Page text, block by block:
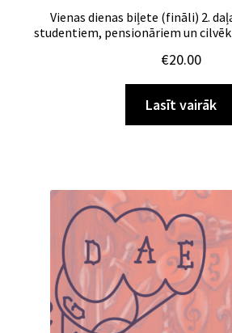
Vienas dienas biļete (fināli) 2.
studentiem, pensionāriem un
€20.00
Lasīt vairāk